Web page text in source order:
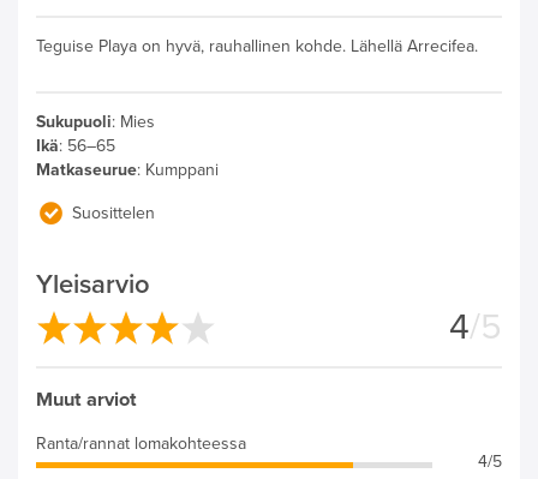
Teguise Playa on hyvä, rauhallinen kohde. Lähellä Arrecifea.
Sukupuoli: Mies
Ikä: 56–65
Matkaseurue: Kumppani
Suosittelen
Yleisarvio
4/5
Muut arviot
Ranta/rannat lomakohteessa
4/5